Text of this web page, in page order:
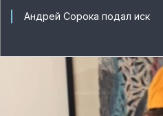
Андрей Сорока подал иск